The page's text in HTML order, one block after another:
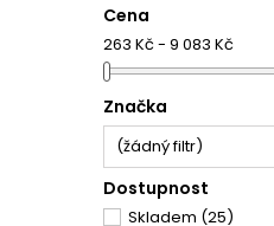
Cena
263 Kč - 9 083 Kč
Značka
(žádný filtr)
Dostupnost
Skladem (25)